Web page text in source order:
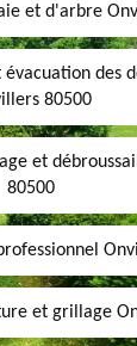
et d'arbre
des
80500
et
80500
et grillage